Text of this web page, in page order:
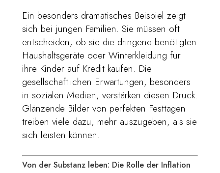
Ein besonders dramatisches Beispiel zeigt
sich bei jungen Familien. Sie müssen oft
entscheiden, ob sie die dringend benötigten
Haushaltsgeräte oder Winterkleidung für
ihre Kinder auf Kredit kaufen. Die
gesellschaftlichen Erwartungen, besonders
in sozialen Medien, verstärken diesen Druck.
Glänzende Bilder von perfekten Festtagen
treiben viele dazu, mehr auszugeben, als sie
sich leisten können.
Von der Substanz leben: Die Rolle der Inflation